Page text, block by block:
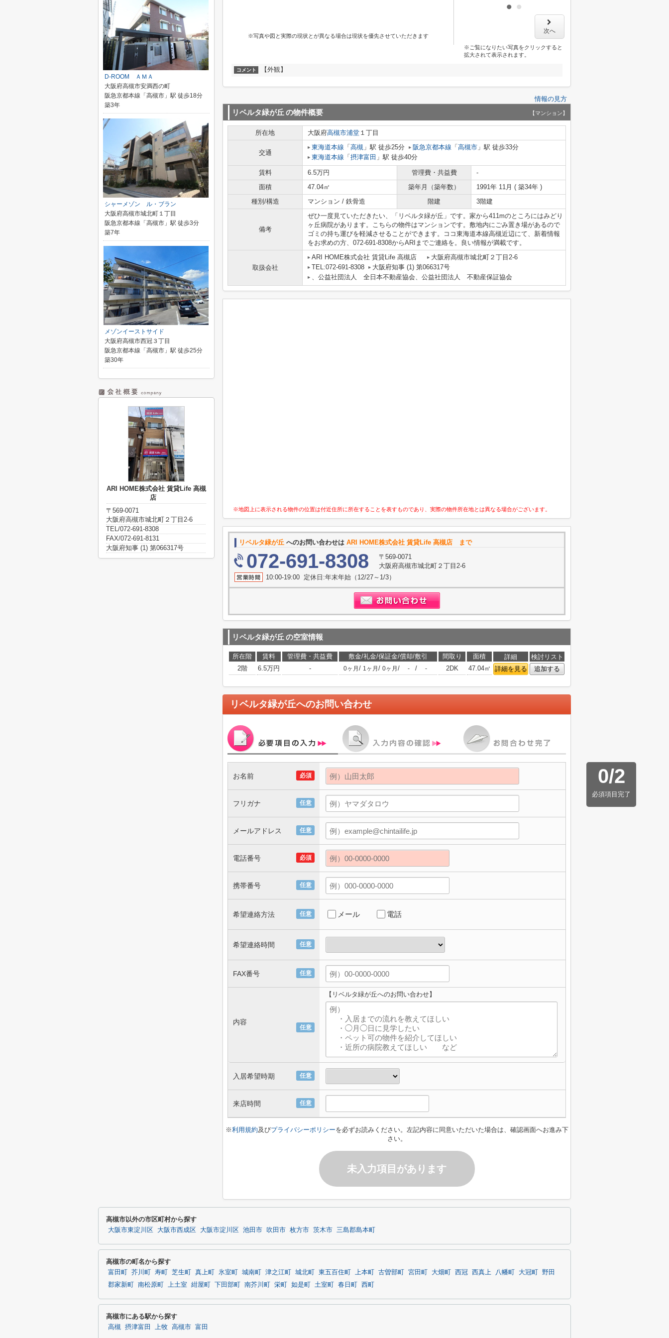
※写真や図と実際の現状とが異なる場合は現状を優先させていただきます
次へ
※ご覧になりたい写真をクリックすると
拡大されて表示されます。
コメント 【外観】
情報の見方
リベルタ緑が丘 の物件概要 【マンション】
所在地 大阪府高槻市浦堂 １丁目
交通
東海道本線 「 高槻 」駅 徒歩25分 阪急京都本線 「 高槻市 」駅 徒歩33分
東海道本線 「 摂津富田 」駅 徒歩40分
賃料 6.5万円 管理費・共益費
-
面積
47.04㎡ 築年月（築年数）
1991年 11月 ( 築34年 )
種別/構造
マンション / 鉄骨造 階建 3階建
備考
ぜひ一度見ていただきたい、「リベルタ緑が丘」です。家から411mのところにはみどり
ヶ丘病院があります。こちらの物件はマンションです。敷地内にごみ置き場があるので
ゴミの持ち運びを軽減させることができます。ココ東海道本線高槻近辺にて、新着情報
をお求めの方、072-691-8308からARIまでご連絡を。良い情報が満載です。
取扱会社
ARI HOME株式会社 賃貸Life 高槻店
大阪府高槻市城北町２丁目2-6
TEL:072-691-8308
大阪府知事 (1) 第066317号
、公益社団法人 全日本不動産協会、公益社団法人 不動産保証協会
※地図上に表示される物件の位置は付近住所に所在することを表すものであり、実際の物件所在地とは異なる場合がございます。
リベルタ緑が丘 へのお問い合わせは ARI HOME株式会社 賃貸Life 高槻店 まで
072-691-8308
〒569-0071
大阪府高槻市城北町２丁目2-6
10:00-19:00 定休日:年末年始（12/27～1/3）
リベルタ緑が丘 の空室情報
所在階 賃料 管理費・共益費 敷金/礼金/保証金/償却/敷引 間取り 面積 詳細
検討リスト
2階
6.5万円 - 0ヶ月 / 1ヶ月 / 0ヶ月 / - / - 2DK 47.04㎡ 詳細を見る 追加する
リベルタ緑が丘へのお問い合わせ
0/2
必須項目完了
必須
お名前
任意
フリガナ
任意
メールアドレス
必須
電話番号
任意
携帯番号
任意
希望連絡方法 メール 電話
任意
希望連絡時間
任意
FAX番号
任意
内容
【リベルタ緑が丘へのお問い合わせ】
任意
入居希望時期
任意
来店時間
※利用規約及びプライバシーポリシーを必ずお読みください。左記内容に同意いただいた場合は、確認画面へお進み下
さい。
未入力項目があります
D-ROOM ＡＭＡ
大阪府高槻市安満西の町
阪急京都本線「高槻市」駅 徒歩18分
築3年
シャーメゾン ル・ブラン
大阪府高槻市城北町１丁目
阪急京都本線「高槻市」駅 徒歩3分
築7年
メゾンイーストサイド
大阪府高槻市西冠３丁目
阪急京都本線「高槻市」駅 徒歩25分
築30年
ARI HOME株式会社 賃貸Life 高槻
店
〒569-0071
大阪府高槻市城北町２丁目2-6
TEL/072-691-8308
FAX/072-691-8131
大阪府知事 (1) 第066317号
高槻市以外の市区町村から探す
大阪市東淀川区 大阪市西成区 大阪市淀川区 池田市 吹田市 枚方市 茨木市 三島郡島本町
高槻市の町名から探す
富田町 芥川町 寿町 芝生町 真上町 氷室町 城南町 津之江町 城北町 東五百住町 上本町 古曽部町 宮田町 大畑町 西冠 西真上 八幡町 大冠町
野田
郡家新町
南松原町 上土室 紺屋町 下田部町 南芥川町 栄町 如是町 土室町 春日町 西町
高槻市にある駅から探す
高槻 摂津富田 上牧 高槻市 富田